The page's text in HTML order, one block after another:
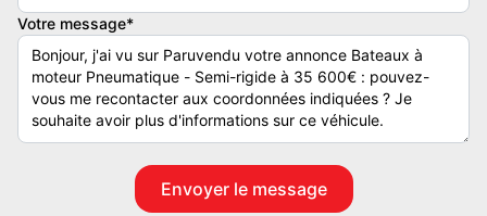
115
Votre message*